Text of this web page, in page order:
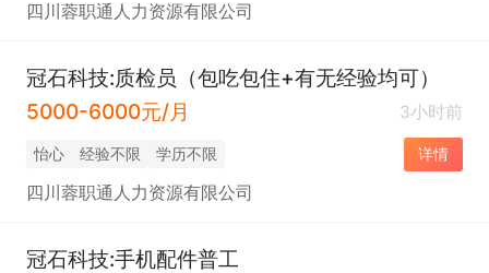
四川蓉职通人力资源有限公司
冠石科技:质检员（包吃包住+有无经验均可）
5000-6000元/月
3小时前
怡心 经验不限 学历不限 详情
四川蓉职通人力资源有限公司
冠石科技:手机配件普工